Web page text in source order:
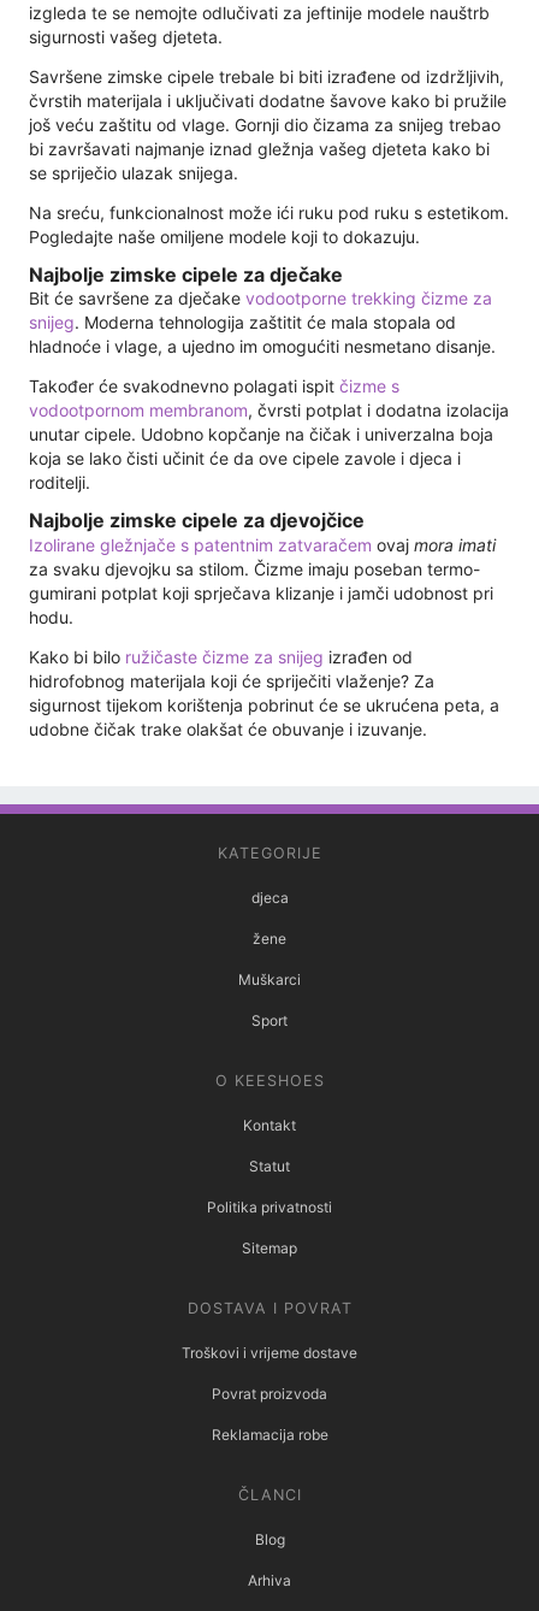
izgleda te se nemojte odlučivati ​​za jeftinije modele nauštrb
sigurnosti vašeg djeteta.
Savršene zimske cipele trebale bi biti izrađene od izdržljivih,
čvrstih materijala i uključivati ​​dodatne šavove kako bi pružile
još veću zaštitu od vlage. Gornji dio čizama za snijeg trebao
bi završavati najmanje iznad gležnja vašeg djeteta kako bi
se spriječio ulazak snijega.
Na sreću, funkcionalnost može ići ruku pod ruku s estetikom.
Pogledajte naše omiljene modele koji to dokazuju.
Najbolje zimske cipele za dječake
Bit će savršene za dječake vodootporne trekking čizme za
snijeg. Moderna tehnologija zaštitit će mala stopala od
hladnoće i vlage, a ujedno im omogućiti nesmetano disanje.
Također će svakodnevno polagati ispit čizme s
vodootpornom membranom, čvrsti potplat i dodatna izolacija
unutar cipele. Udobno kopčanje na čičak i univerzalna boja
koja se lako čisti učinit će da ove cipele zavole i djeca i
roditelji.
Najbolje zimske cipele za djevojčice
Izolirane gležnjače s patentnim zatvaračem ovaj mora imati
za svaku djevojku sa stilom. Čizme imaju poseban termo-
gumirani potplat koji sprječava klizanje i jamči udobnost pri
hodu.
Kako bi bilo ružičaste čizme za snijeg izrađen od
hidrofobnog materijala koji će spriječiti vlaženje? Za
sigurnost tijekom korištenja pobrinut će se ukrućena peta, a
udobne čičak trake olakšat će obuvanje i izuvanje.
KATEGORIJE
djeca
žene
Muškarci
Sport
O KEESHOES
Kontakt
Statut
Politika privatnosti
Sitemap
DOSTAVA I POVRAT
Troškovi i vrijeme dostave
Povrat proizvoda
Reklamacija robe
ČLANCI
Blog
Arhiva